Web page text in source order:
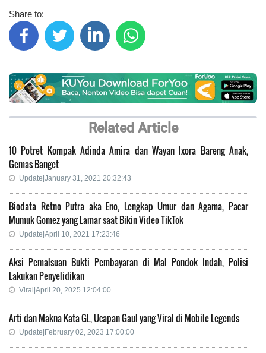
Share to:
Related Article
10 Potret Kompak Adinda Amira dan Wayan Ixora Bareng Anak,
Gemas Banget
Update|January 31, 2021 20:32:43
Biodata Retno Putra aka Eno, Lengkap Umur dan Agama, Pacar
Mumuk Gomez yang Lamar saat Bikin Video TikTok
Update|April 10, 2021 17:23:46
Aksi Pemalsuan Bukti Pembayaran di Mal Pondok Indah, Polisi
Lakukan Penyelidikan
Viral|April 20, 2025 12:04:00
Arti dan Makna Kata GL, Ucapan Gaul yang Viral di Mobile Legends
Update|February 02, 2023 17:00:00